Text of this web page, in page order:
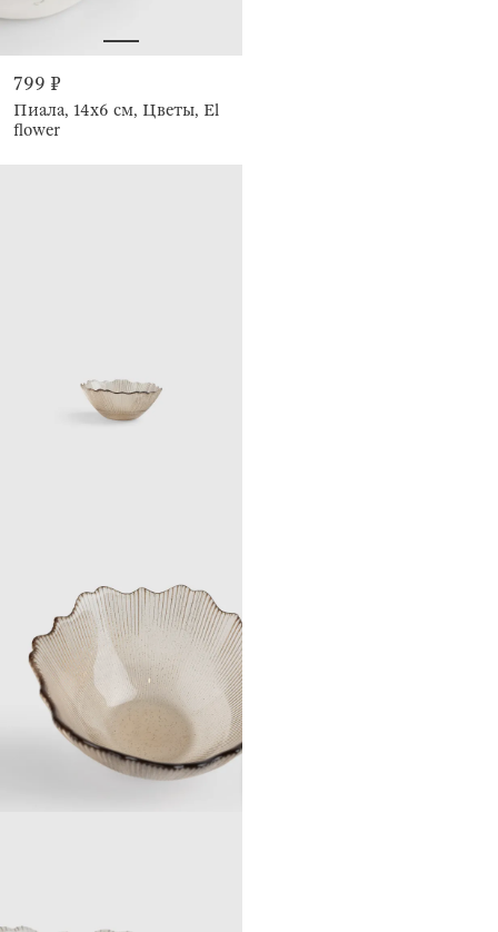
799 ₽
Пиала, 14х6 см, Цветы, El
flower